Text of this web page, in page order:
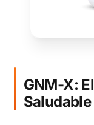
GNM-X:
Saludable